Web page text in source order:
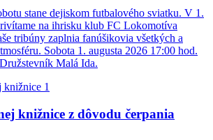
stane dejiskom futbalového sviatku. V 1.
na ihrisku klub FC Lokomotíva
tribúny zaplnia fanúšikovia všetkých a
Sobota 1. augusta 2026 17:00 hod.
Malá Ida.
knižnice z dôvodu čerpania